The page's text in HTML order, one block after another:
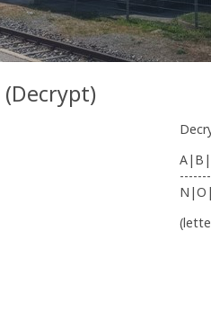
(Decrypt)